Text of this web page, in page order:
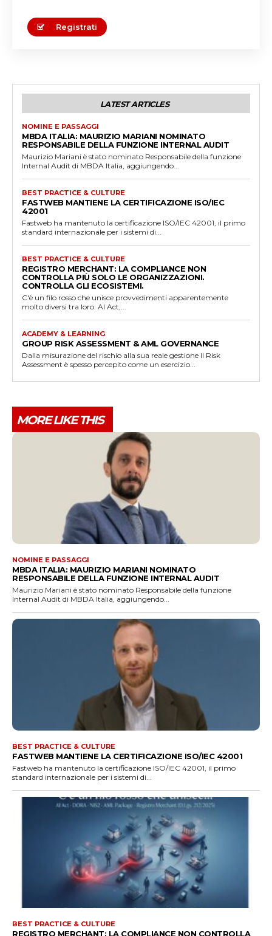
Registrati
LATEST ARTICLES
NOMINE E PASSAGGI
MBDA ITALIA: MAURIZIO MARIANI NOMINATO
RESPONSABILE DELLA FUNZIONE INTERNAL AUDIT
Maurizio Mariani è stato nominato Responsabile della funzione
Internal Audit di MBDA Italia, aggiungendo...
BEST PRACTICE & CULTURE
FASTWEB MANTIENE LA CERTIFICAZIONE ISO/IEC
42001
Fastweb ha mantenuto la certificazione ISO/IEC 42001, il primo
standard internazionale per i sistemi di...
BEST PRACTICE & CULTURE
REGISTRO MERCHANT: LA COMPLIANCE NON
CONTROLLA PIÙ SOLO LE ORGANIZZAZIONI.
CONTROLLA GLI ECOSISTEMI.
C'è un filo rosso che unisce provvedimenti apparentemente
molto diversi tra loro: AI Act,...
ACADEMY & LEARNING
GROUP RISK ASSESSMENT & AML GOVERNANCE
Dalla misurazione del rischio alla sua reale gestione Il Risk
Assessment è spesso percepito come un esercizio...
MORE LIKE THIS
NOMINE E PASSAGGI
MBDA ITALIA: MAURIZIO MARIANI NOMINATO
RESPONSABILE DELLA FUNZIONE INTERNAL AUDIT
Maurizio Mariani è stato nominato Responsabile della funzione
Internal Audit di MBDA Italia, aggiungendo...
BEST PRACTICE & CULTURE
FASTWEB MANTIENE LA CERTIFICAZIONE ISO/IEC 42001
Fastweb ha mantenuto la certificazione ISO/IEC 42001, il primo
standard internazionale per i sistemi di...
BEST PRACTICE & CULTURE
REGISTRO MERCHANT: LA COMPLIANCE NON CONTROLLA